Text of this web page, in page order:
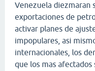
Venezuela diezmaran
exportaciones de
activar planes de
impopulares, asi
internacionales, los
que los mas